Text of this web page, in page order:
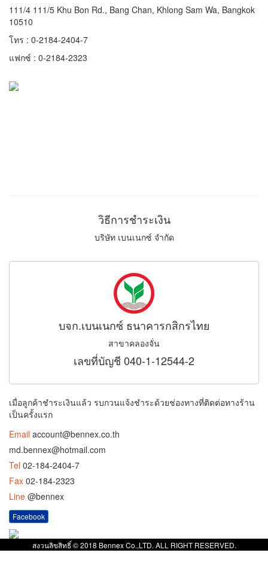
111/4 111/5 Khu Bon Rd., Bang Chan, Khlong Sam Wa, Bangkok
10510
โทร : 0-2184-2404-7
แฟกซ์ : 0-2184-2323
วิธีการชำระเงิน
บริษัท เบนเนกซ์ จำกัด
บจก.เบนเนกซ์ ธนาคารกสิกรไทย
สาขาคลองจั่น
เลขที่บัญชี 040-1-12544-2
เมื่อลูกค้าชำระเงินแล้ว รบกวนแจ้งชำระด้วยช่องทางที่ติดต่อทางร้าน
เป็นครั้งแรก
Email account@bennex.co.th
md.bennex@hotmail.com
Tel 02-184-2404-7
Fax 02-184-2323
Line @bennex
Facebook
สงวนลิขสิทธิ์ © 2018 Bennex Co.,LTD. ALL RIGHT RESERVED.